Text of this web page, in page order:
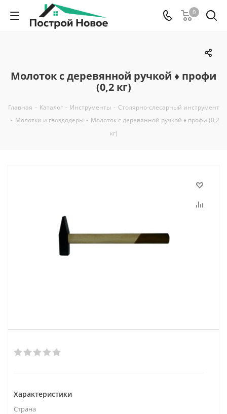
0
Молоток с деревянной ручкой ♦ профи
(0,2 кг)
Главная - Каталог - Инструменты - Столярно-слесарный инструмент
- Молотки и гвоздодеры - Молоток с деревянной ручкой ♦ профи (0,2
кг)
Характеристики
Страна